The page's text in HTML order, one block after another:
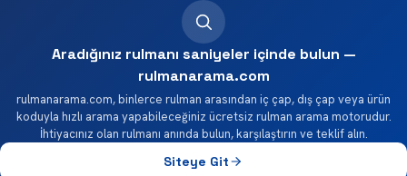
Aradığınız rulmanı saniyeler içinde bulun —
rulmanarama.com
rulmanarama.com, binlerce rulman arasından iç çap, dış çap veya ürün
koduyla hızlı arama yapabileceğiniz ücretsiz rulman arama motorudur.
İhtiyacınız olan rulmanı anında bulun, karşılaştırın ve teklif alın.
Siteye Git